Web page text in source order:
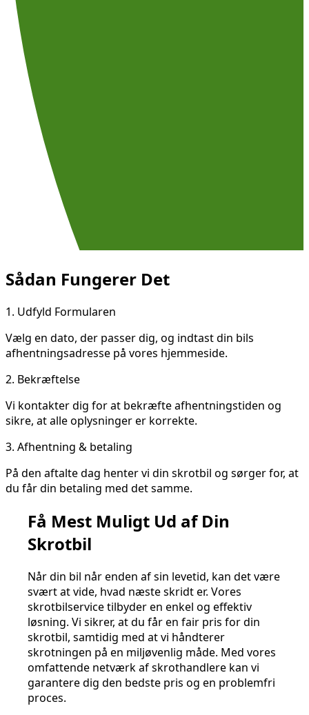
Sådan Fungerer Det
1. Udfyld Formularen
Vælg en dato, der passer dig, og indtast din bils
afhentningsadresse på vores hjemmeside.
2. Bekræftelse
Vi kontakter dig for at bekræfte afhentningstiden og
sikre, at alle oplysninger er korrekte.
3. Afhentning & betaling
På den aftalte dag henter vi din skrotbil og sørger for, at
du får din betaling med det samme.
Få Mest Muligt Ud af Din
Skrotbil
Når din bil når enden af sin levetid, kan det være
svært at vide, hvad næste skridt er. Vores
skrotbilservice tilbyder en enkel og effektiv
løsning. Vi sikrer, at du får en fair pris for din
skrotbil, samtidig med at vi håndterer
skrotningen på en miljøvenlig måde. Med vores
omfattende netværk af skrothandlere kan vi
garantere dig den bedste pris og en problemfri
proces.